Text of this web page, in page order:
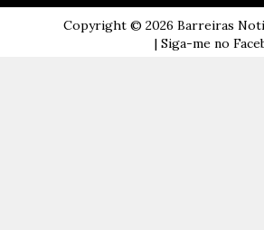
Copyright © 2026 Barreiras
| Siga-me no